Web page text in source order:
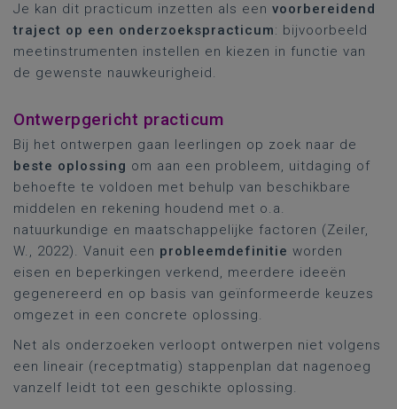
Je kan dit practicum inzetten als een voorbereidend
traject op een onderzoekspracticum: bijvoorbeeld
meetinstrumenten instellen en kiezen in functie van
de gewenste nauwkeurigheid.
Ontwerpgericht practicum
Bij het ontwerpen gaan leerlingen op zoek naar de
beste oplossing om aan een probleem, uitdaging of
behoefte te voldoen met behulp van beschikbare
middelen en rekening houdend met o.a.
natuurkundige en maatschappelijke factoren (Zeiler,
W., 2022). Vanuit een probleemdefinitie worden
eisen en beperkingen verkend, meerdere ideeën
gegenereerd en op basis van geïnformeerde keuzes
omgezet in een concrete oplossing.
Net als onderzoeken verloopt ontwerpen niet volgens
een lineair (receptmatig) stappenplan dat nagenoeg
vanzelf leidt tot een geschikte oplossing.